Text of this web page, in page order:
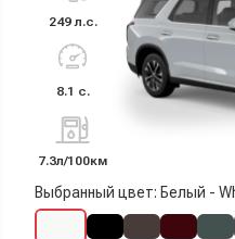
249 л.с.
8.1 с.
7.3л/100км
Выбранный цвет: Белый -